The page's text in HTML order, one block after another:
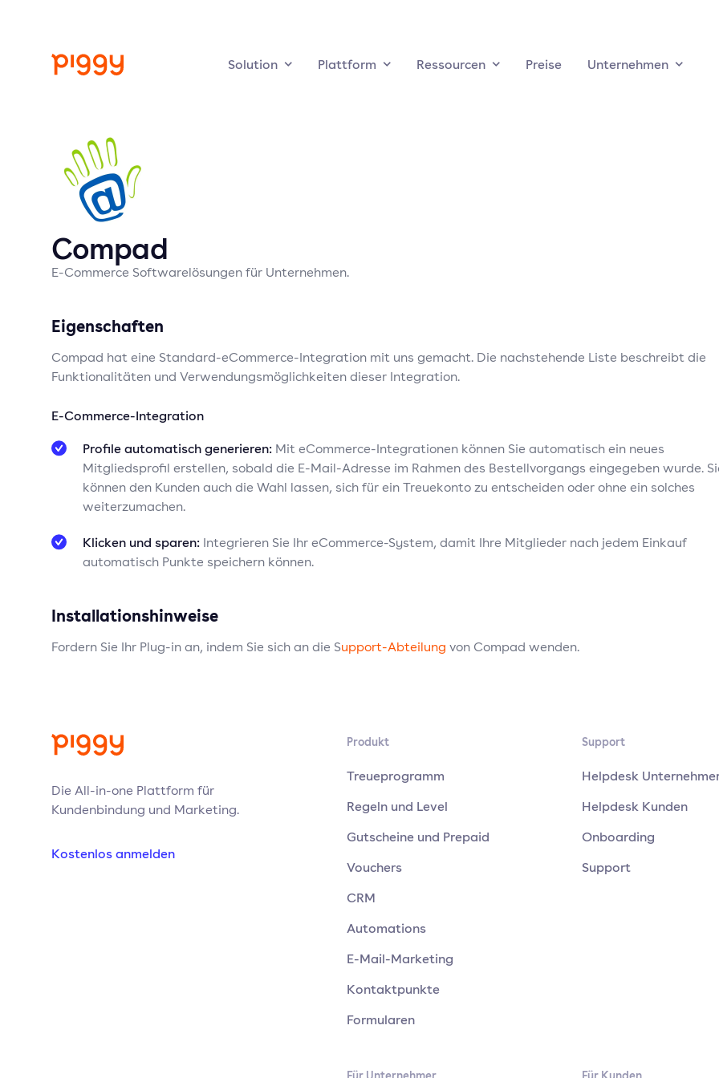
Solution Plattform Ressourcen Preise Unternehmen
Compad
E-Commerce Softwarelösungen für Unternehmen.
Eigenschaften
Compad hat eine Standard-eCommerce-Integration mit uns gemacht. Die nachstehende Liste beschreibt die
Funktionalitäten und Verwendungsmöglichkeiten dieser Integration.
E-Commerce-Integration
Profile automatisch generieren: Mit eCommerce-Integrationen können Sie automatisch ein neues
Mitgliedsprofil erstellen, sobald die E-Mail-Adresse im Rahmen des Bestellvorgangs eingegeben wurde.
können den Kunden auch die Wahl lassen, sich für ein Treuekonto zu entscheiden oder ohne ein solches
weiterzumachen.
Klicken und sparen: Integrieren Sie Ihr eCommerce-System, damit Ihre Mitglieder nach jedem Einkauf
automatisch Punkte speichern können.
Installationshinweise
Fordern Sie Ihr Plug-in an, indem Sie sich an die Support-Abteilung von Compad wenden.
Die All-in-one Plattform für
Kundenbindung und Marketing.
Kostenlos anmelden
Produkt
Treueprogramm
Regeln und Level
Gutscheine und Prepaid
Vouchers
CRM
Automations
E-Mail-Marketing
Kontaktpunkte
Formularen
Support
Helpdesk
Helpdesk Kunden
Onboarding
Support